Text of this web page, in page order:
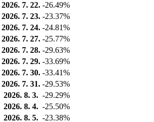
2026. 7. 22. -26.49%
2026. 7. 23. -23.37%
2026. 7. 24. -24.81%
2026. 7. 27. -25.77%
2026. 7. 28. -29.63%
2026. 7. 29. -33.69%
2026. 7. 30. -33.41%
2026. 7. 31. -29.53%
2026. 8. 3. -29.29%
2026. 8. 4. -25.50%
2026. 8. 5. -23.38%